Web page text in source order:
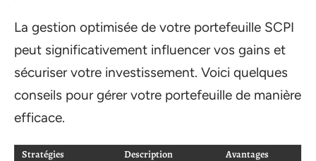
La gestion optimisée de votre portefeuille SCPI
peut significativement influencer vos gains et
sécuriser votre investissement. Voici quelques
conseils pour gérer votre portefeuille de manière
efficace.
Stratégies Description Avantages